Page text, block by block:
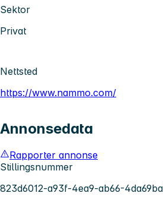
Sektor
Privat
Nettsted
https://www.nammo.com/
Annonsedata
Rapporter annonse
Stillingsnummer
823d6012-a93f-4ea9-ab66-